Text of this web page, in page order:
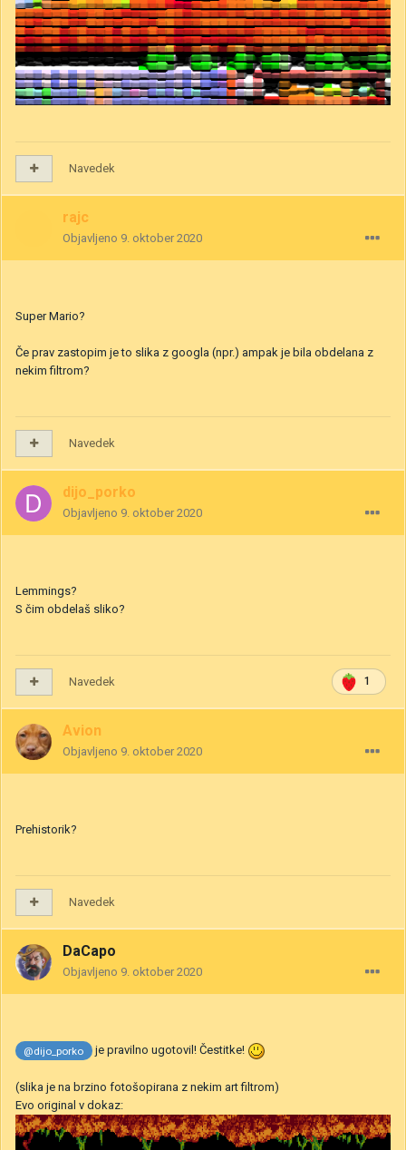
Navedek
rajc
Objavljeno 9. oktober 2020
Super Mario?
Če prav zastopim je to slika z googla (npr.) ampak je bila obdelana z
nekim filtrom?
Navedek
dijo_porko
Objavljeno 9. oktober 2020
Lemmings?
S čim obdelaš sliko?
1
Navedek
Avion
Objavljeno 9. oktober 2020
Prehistorik?
Navedek
DaCapo
Objavljeno 9. oktober 2020
@dijo_porko je pravilno ugotovil! Čestitke!
(slika je na brzino fotošopirana z nekim art filtrom)
Evo original v dokaz: